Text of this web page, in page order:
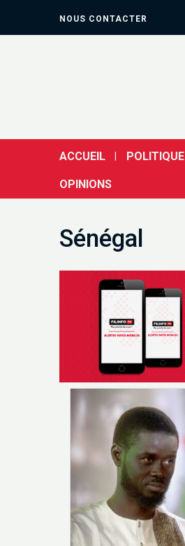
NOUS CONTACTER
ACCUEIL POLITIQUE
OPINIONS
Sénégal